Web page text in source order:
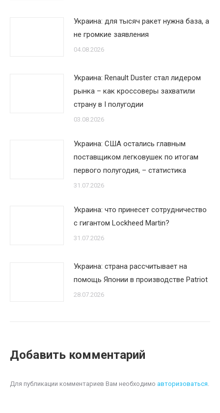
Украина: для тысяч ракет нужна база, а
не громкие заявления
04.08.2026
Украина: Renault Duster стал лидером
рынка – как кроссоверы захватили
страну в I полугодии
03.08.2026
Украина: США остались главным
поставщиком легковушек по итогам
первого полугодия, – статистика
31.07.2026
Украина: что принесет сотрудничество
с гигантом Lockheed Martin?
31.07.2026
Украина: страна рассчитывает на
помощь Японии в производстве Patriot
28.07.2026
Добавить комментарий
Для публикации комментариев Вам необходимо авторизоваться.